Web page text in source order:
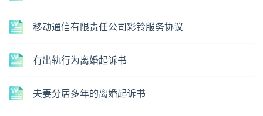
移动通信有限责任公司彩铃服务协议
有出轨行为离婚起诉书
夫妻分居多年的离婚起诉书